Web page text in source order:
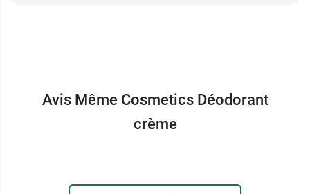
Avis Même Cosmetics Déodorant
crème